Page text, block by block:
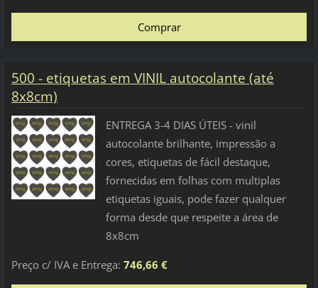
500 - etiquetas em VINIL autocolante (até
8x8cm)
ENTREGA 3-4 DIAS ÚTEIS - vinil
autocolante brilhante, impressão a
cores, etiquetas de fácil destaque,
fornecidas em folhas com multiplas
etiquetas iguais, pode fazer qualquer
forma desde que respeite a área de
8x8cm
Preço c/ IVA e Entrega: 746,66 €